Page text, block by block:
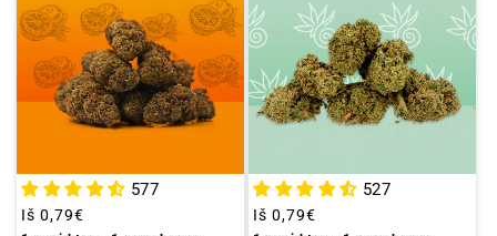
577
Įprastinė
Iš 0,79€
527
Įprastinė
Iš 0,79€